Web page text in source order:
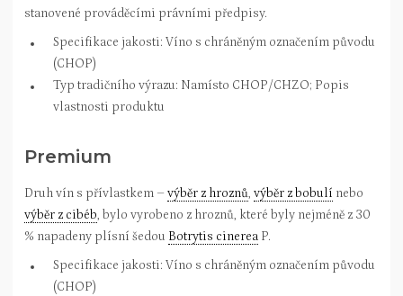
stanovené prováděcími právními předpisy.
Specifikace jakosti: Víno s chráněným označením původu
(CHOP)
Typ tradičního výrazu: Namísto CHOP/CHZO; Popis
vlastnosti produktu
Premium
Druh vín s přívlastkem – výběr z hroznů, výběr z bobulí nebo
výběr z cibéb, bylo vyrobeno z hroznů, které byly nejméně z 30
% napadeny plísní šedou Botrytis cinerea P.
Specifikace jakosti: Víno s chráněným označením původu
(CHOP)